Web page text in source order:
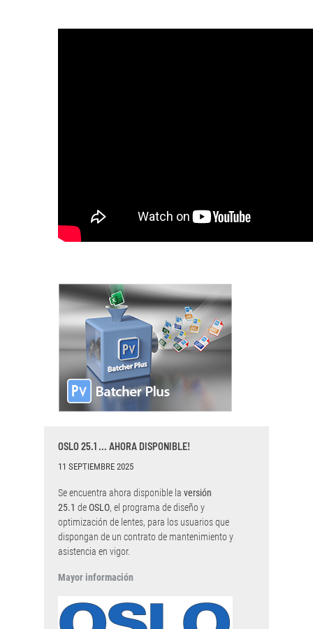
OSLO 25.1 ... AHORA DISPONIBLE!
11 SEPTIEMBRE 2025
Se encuentra ahora disponible la versión
25.1 deOSLO, el programa de diseño y
optimización de lentes, para los usuarios que
dispongan de un contrato de mantenimiento y
asistencia en vigor.
Mayor información